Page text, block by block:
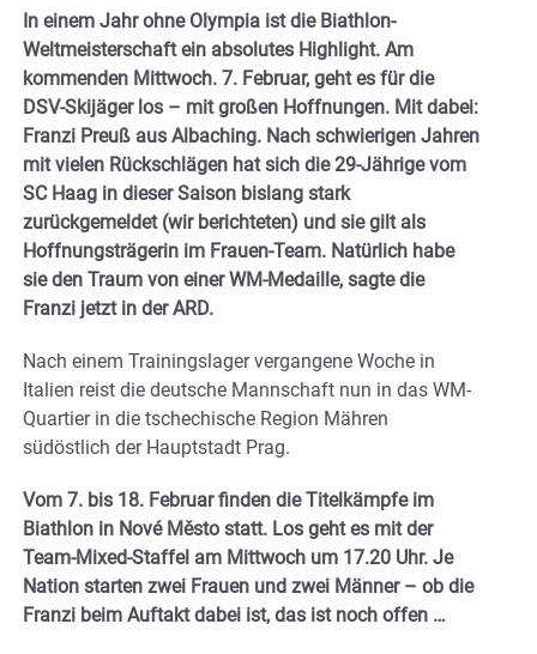
In einem Jahr ohne Olympia ist die Biathlon-
Weltmeisterschaft ein absolutes Highlight. Am
kommenden Mittwoch. 7. Februar, geht es für die
DSV-Skijäger los – mit großen Hoffnungen. Mit dabei:
Franzi Preuß aus Albaching. Nach schwierigen Jahren
mit vielen Rückschlägen hat sich die 29-Jährige vom
SC Haag in dieser Saison bislang stark
zurückgemeldet (wir berichteten) und sie gilt als
Hoffnungsträgerin im Frauen-Team. Natürlich habe
sie den Traum von einer WM-Medaille, sagte die
Franzi jetzt in der ARD.
Nach einem Trainingslager vergangene Woche in
Italien reist die deutsche Mannschaft nun in das WM-
Quartier in die tschechische Region Mähren
südöstlich der Hauptstadt Prag.
Vom 7. bis 18. Februar finden die Titelkämpfe im
Biathlon in Nové Město statt. Los geht es mit der
Team-Mixed-Staffel am Mittwoch um 17.20 Uhr. Je
Nation starten zwei Frauen und zwei Männer – ob die
Franzi beim Auftakt dabei ist, das ist noch offen …